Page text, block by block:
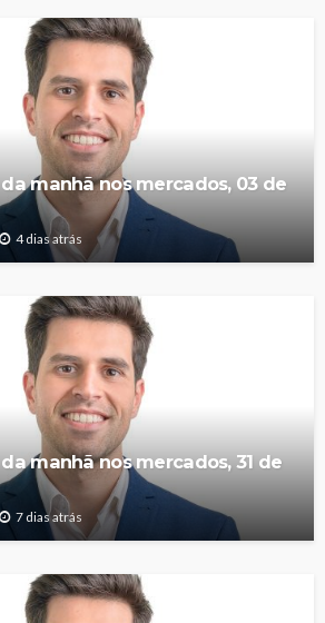
manhã nos mercados, 03 de
4 dias atrás
manhã nos mercados, 31 de
7 dias atrás